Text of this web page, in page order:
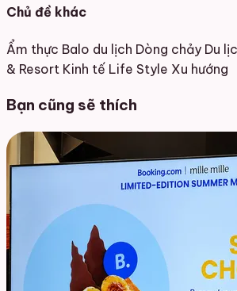
Chủ đề khác
Ẩm thực Balo du lịch Dòng chảy Du
& Resort Kinh tế Life Style Xu hướng
Bạn cũng sẽ thích